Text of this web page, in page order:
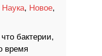
Наука, Новое,
бактерии,
время